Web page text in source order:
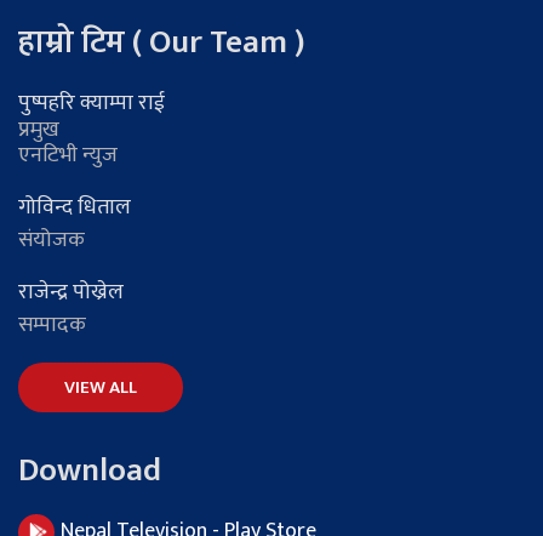
हाम्रो टिम ( Our Team )
पुष्पहरि क्याम्पा राई
प्रमुख
एनटिभी न्युज
गोविन्द धिताल
संयोजक
राजेन्द्र पोख्रेल
सम्पादक
VIEW ALL
Download